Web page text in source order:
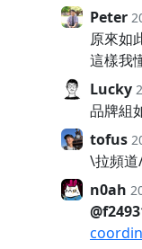
Peter
原來如
這樣我
Lucky
品牌組
tofus
\拉頻
n0ah